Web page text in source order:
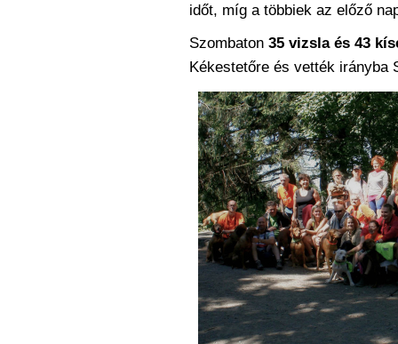
időt, míg a többiek az előző
Szombaton 35 vizsla és 43
Kékestetőre és vették irányba